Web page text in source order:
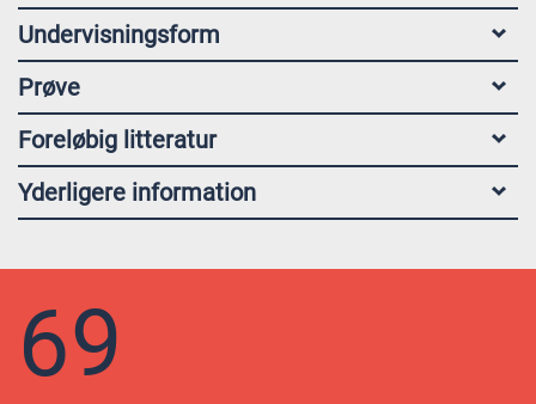
Undervisningsform
Prøve
Foreløbig litteratur
Yderligere information
69